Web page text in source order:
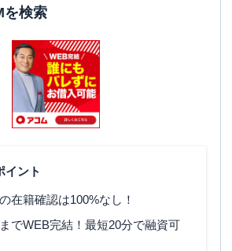
を検索
イント
在籍確認は100%なし！
でWEB完結！最短20分で融資可